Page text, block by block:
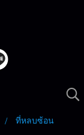
ที่หลบซ้อน